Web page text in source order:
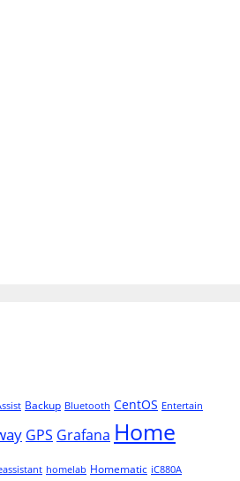
Backup Bluetooth CentOS Entertain
GPS Grafana Home
homelab Homematic iC880A